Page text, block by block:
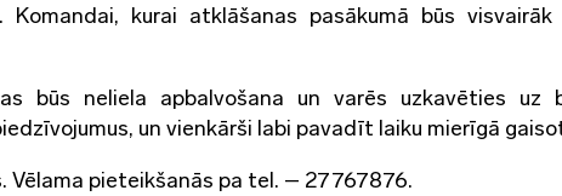
kurai atklāšanas pasākumā būs
būs neliela apbalvošana un varēs uzkavēties uz
un vienkārši labi pavadīt laiku mierīgā
Vēlama pieteikšanās pa tel. – 27767876.